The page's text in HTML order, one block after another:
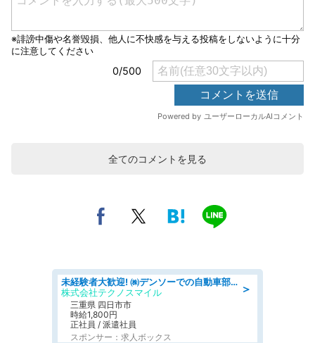
全てのコメントを見る
＞
未経験者大歓迎! ㈱デンソーでの自動車部品の組立作業 denso aichi
株式会社テクノスマイル
三重県 四日市市
時給1,800円
正社員 / 派遣社員
スポンサー：求人ボックス